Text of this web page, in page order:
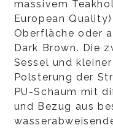
massivem
European
Oberfläche oder
Dark Brown. Die
Sessel und
Polsterung der
PU-Schaum mit
und Bezug aus